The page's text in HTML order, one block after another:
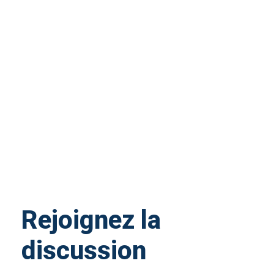
Rejoignez la
discussion